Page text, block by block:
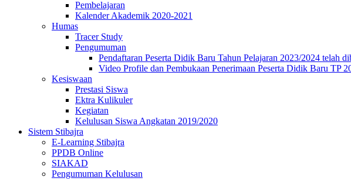
Pembelajaran
Kalender Akademik 2020-2021
Humas
Tracer Study
Pengumuman
Pendaftaran Peserta Didik Baru Tahun Pelajaran 2023/2024 telah
Video Profile dan Pembukaan Penerimaan Peserta Didik Baru TP
Kesiswaan
Prestasi Siswa
Ektra Kulikuler
Kegiatan
Kelulusan Siswa Angkatan 2019/2020
Sistem Stibajra
E-Learning Stibajra
PPDB Online
SIAKAD
Pengumuman Kelulusan